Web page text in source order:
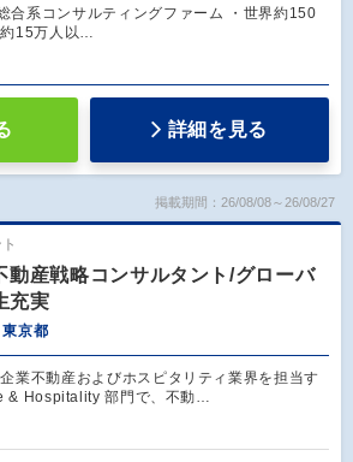
合系コンサルティングファーム ・世界約150
約15万人以…
詳細を見る
掲載期間：26/08/08～26/08/27
動産戦略コンサルタント/グローバ
充実
東京都
企業不動産およびホスピタリティ業界を担当す
& Hospitality 部門で、不動…